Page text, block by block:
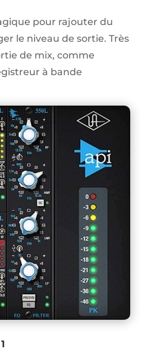
pour rajouter du
le niveau de sortie. Très
de mix, comme
à bande